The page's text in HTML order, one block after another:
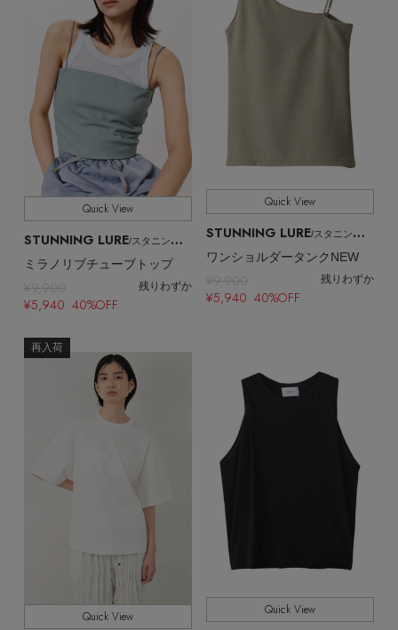
Quick View
STUNNING LURE/スタニングルアー
ワンショルダータンクNEW
¥9,900 残りわずか
¥5,940 40%OFF
Quick View
STUNNING LURE/スタニングルアー
ミラノリブチューブトップ
¥9,900 残りわずか
¥5,940 40%OFF
Quick View
再入荷
Quick View